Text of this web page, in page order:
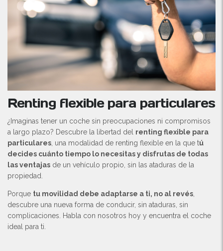
Renting flexible para particulares
¿Imaginas tener un coche sin preocupaciones ni compromisos
a largo plazo? Descubre la libertad del renting flexible para
particulares , una modalidad de renting flexible en la que tú
decides cuánto tiempo lo necesitas y disfrutas de todas
las ventajas de un vehículo propio, sin las ataduras de la
propiedad.
Porque tu movilidad debe adaptarse a ti, no al revés
descubre una nueva forma de conducir, sin ataduras, sin
complicaciones. Habla con nosotros hoy y encuentra el coche
ideal para ti.